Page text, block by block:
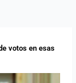
votos en esas